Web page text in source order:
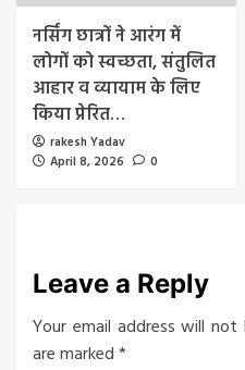
नर्सिंग छात्रों ने आरंग में
लोगों को स्वच्छता, संतुलित
आहार व व्यायाम के लिए
किया प्रेरित…
rakesh Yadav
April 8, 2026
0
Leave a Reply
Your email address will not
are marked*